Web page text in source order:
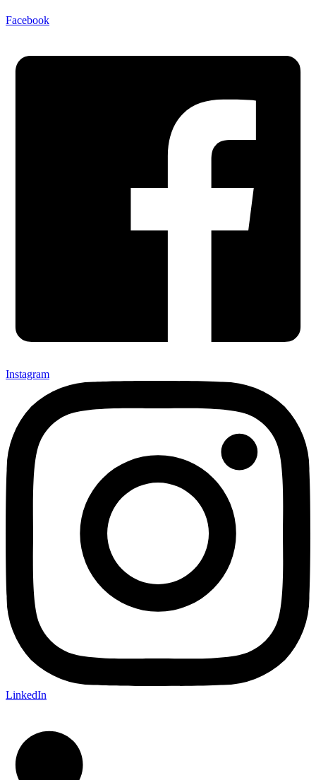
Facebook
Instagram
LinkedIn